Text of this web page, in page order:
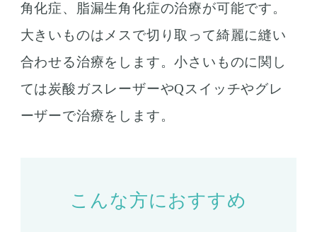
角化症、脂漏生角化症の治療が可能です。
大きいものはメスで切り取って綺麗に縫い
合わせる治療をします。小さいものに関し
ては炭酸ガスレーザーやQスイッチやグレ
ーザーで治療をします。
こんな方におすすめ